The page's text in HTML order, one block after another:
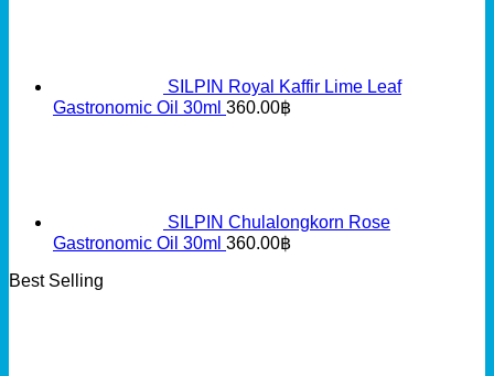
SILPIN Royal Kaffir Lime Leaf
Gastronomic Oil 30ml 360.00฿
SILPIN Chulalongkorn Rose
Gastronomic Oil 30ml 360.00฿
Best Selling